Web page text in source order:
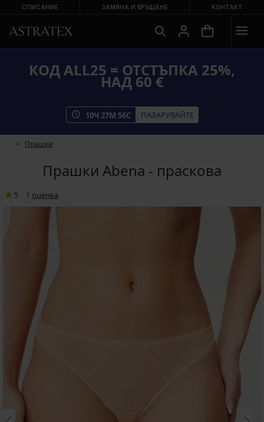
СПИСАНИЕ ЗАМЯНА И ВРЪЩАНЕ КОНТАКТ
КОД ALL25 = ОТСТЪПКА 25%,
НАД 60 €
10Ч 27М 56С ПАЗАРУВАЙТЕ
Прашки
Прашки Abena - праскова
5 1 oценка